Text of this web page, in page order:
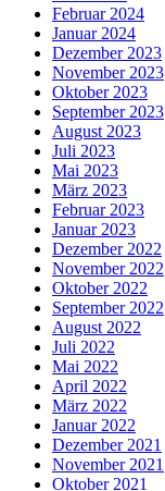
Februar 2024
Januar 2024
Dezember 2023
November 2023
Oktober 2023
September 2023
August 2023
Juli 2023
Mai 2023
März 2023
Februar 2023
Januar 2023
Dezember 2022
November 2022
Oktober 2022
September 2022
August 2022
Juli 2022
Mai 2022
April 2022
März 2022
Januar 2022
Dezember 2021
November 2021
Oktober 2021